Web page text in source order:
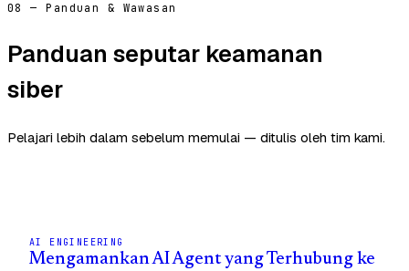
08 — Panduan & Wawasan
Panduan seputar keamanan
siber
Pelajari lebih dalam sebelum memulai — ditulis oleh tim kami.
AI ENGINEERING
Mengamankan AI Agent yang Terhubung ke